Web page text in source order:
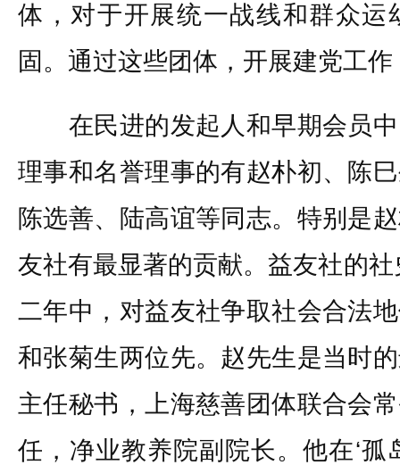
体，对于开展统一战线和群众运
固。通过这些团体，开展建党工
在民进的发起人和早期会员中
理事和名誉理事的有赵朴初、陈
陈选善、陆高谊等同志。特别是
友社有最显著的贡献。益友社的
二年中，对益友社争取社会合法
和张菊生两位先。赵先生是当时
主任秘书，上海慈善团体联合会
任，净业教养院副院长。他在‘孤